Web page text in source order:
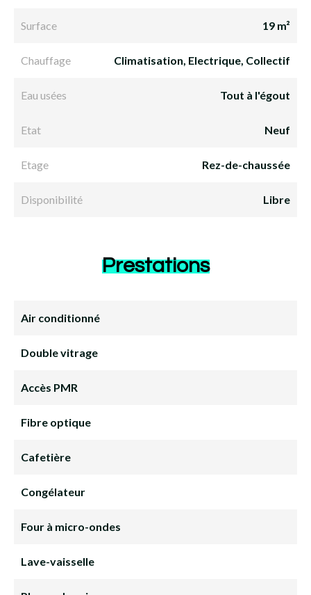
Surface 19 m²
Chauffage Climatisation, Electrique, Collectif
Eau usées Tout à l'égout
Etat Neuf
Etage Rez-de-chaussée
Disponibilité Libre
Prestations
Air conditionné
Double vitrage
Accès PMR
Fibre optique
Cafetière
Congélateur
Four à micro-ondes
Lave-vaisselle